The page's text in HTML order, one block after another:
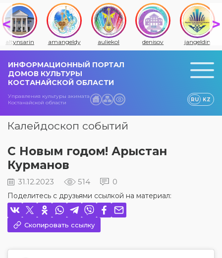
amangeldy auliekol denisov jangeldin jitiqara
ИНФОРМАЦИОННЫЙ ПОРТАЛ
ДОМОВ КУЛЬТУРЫ
КОСТАНАЙСКОЙ ОБЛАСТИ
Управления культуры акимата
Костанайской области
RU KZ
Калейдоскоп событий
С Новым годом! Арыстан
Курманов
31.12.2023 514 0
Поделитесь с друзьями ссылкой на материал:
Скопировать ссылку